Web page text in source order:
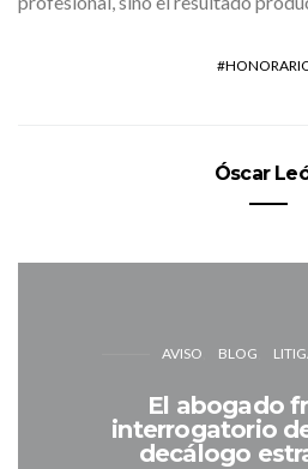
Óscar
AVISO BLOG
El abogado
interrogatorio
decálogo